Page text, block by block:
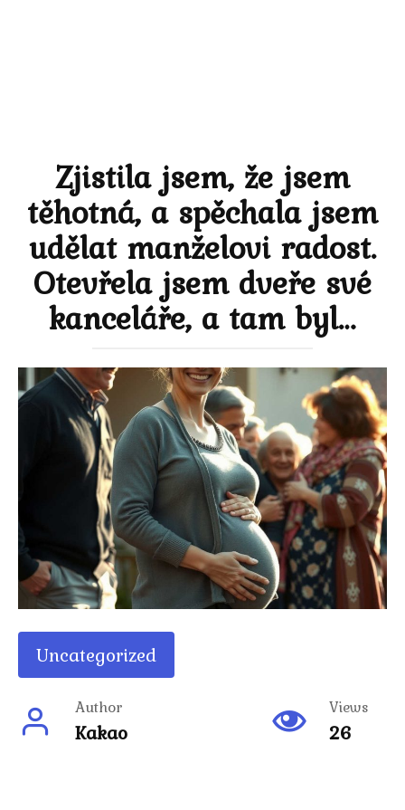
Zjistila jsem, že jsem
těhotná, a spěchala jsem
udělat manželovi radost.
Otevřela jsem dveře své
kanceláře, a tam byl…
Uncategorized
Author
Kakao
Views
26